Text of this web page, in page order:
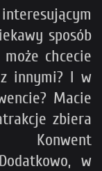
sposób
chcecie
innymi? I w
Macie
zbiera
Konwent
w